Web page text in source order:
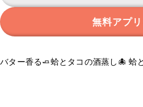
無料アプリ
バター香る🧈蛤とタコの酒蒸し🐙 蛤